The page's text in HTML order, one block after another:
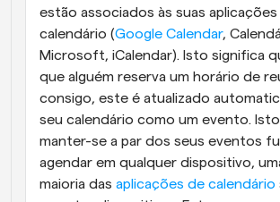
estão associados às suas
calendário (Google Calendar,
Microsoft, iCalendar). Isto significa
que alguém reserva um horário de
consigo, este é atualizado
seu calendário como um evento.
manter-se a par dos seus eventos
agendar em qualquer dispositivo,
maioria das aplicações de calendário